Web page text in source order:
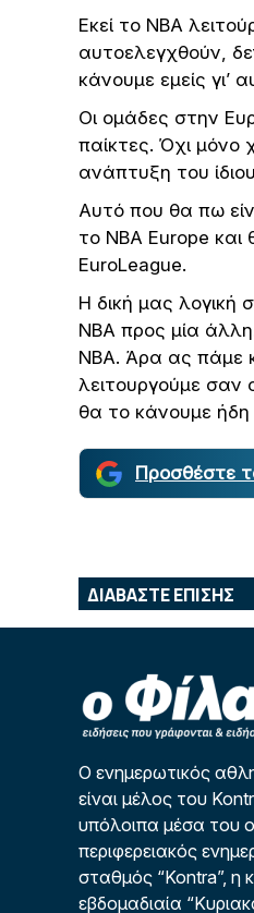
Εκεί το NBA
αυτοελεγχθούν,
κάνουμε εμείς γι’
Οι ομάδες στην
παίκτες. Όχι μόνο
ανάπτυξη του
Αυτό που θα πω
το NBA Europe
EuroLeague.
Η δική μας λογική
NBA προς μία
NBA. Άρα ας πάμε
λειτουργούμε σαν
θα το κάνουμε ήδη
Προσθέστε
ΔΙΑΒΑΣΤΕ ΕΠΙΣΗΣ
Ο ενημερωτικός
είναι μέλος του
υπόλοιπα μέσα του
περιφερειακός
σταθμός “Kontra”, η
εβδομαδιαία